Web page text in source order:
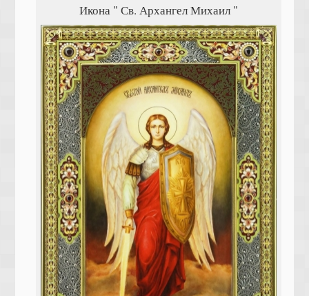
Икона " Св. Архангел Михаил "